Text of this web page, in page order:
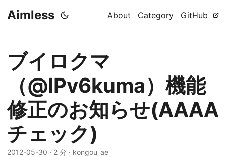
Aimless About Category GitHub
ブイロクマ
（@IPv6kuma）機能
修正のお知らせ(AAAA
チェック)
2012-05-30 · 2 分 · kongou_ae